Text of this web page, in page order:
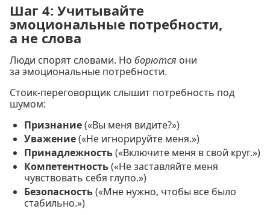
Шаг 4: Учитывайте
эмоциональные потребности,
а не слова
Люди спорят словами. Но борются они
за эмоциональные потребности.
Стоик-переговорщик слышит потребность под
шумом:
Признание(«Вы меня видите?»)
Уважение(«Не игнорируйте меня.»)
Принадлежность(«Включите меня в свой круг.»)
Компетентность(«Не заставляйте меня
чувствовать себя глупо.»)
Безопасность(«Мне нужно, чтобы все было
стабильно.»)